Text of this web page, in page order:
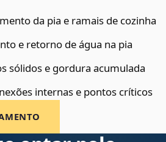
da pia e ramais de cozinha
e retorno de água na pia
sólidos e gordura acumulada
internas e pontos críticos